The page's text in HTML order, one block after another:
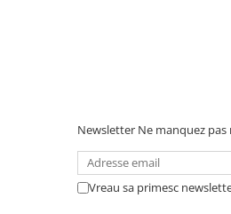
Newsletter Ne manquez
Vreau sa primesc